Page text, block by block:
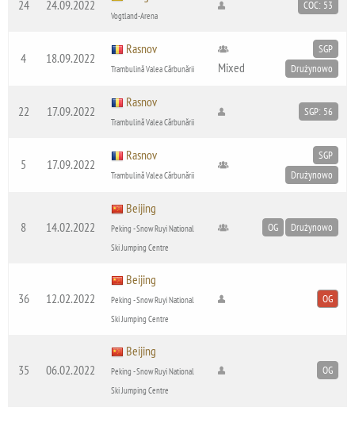
24 24.09.2022
Vogtland-Arena
COC: 53
4 18.09.2022
Rasnov
Trambulină Valea Cărbunării Mixed
SGP
Drużynowo
22 17.09.2022
Rasnov
Trambulină Valea Cărbunării
SGP: 56
5 17.09.2022
Rasnov
Trambulină Valea Cărbunării
SGP
Drużynowo
8 14.02.2022
Beijing
Peking - Snow Ruyi National
Ski Jumping Centre
OG Drużynowo
36 12.02.2022
Beijing
Peking - Snow Ruyi National
Ski Jumping Centre
OG
35 06.02.2022
Beijing
Peking - Snow Ruyi National
Ski Jumping Centre
OG